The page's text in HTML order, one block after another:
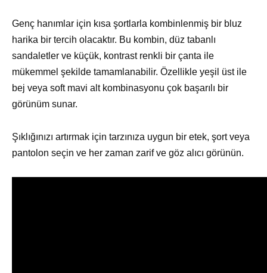
Genç hanımlar için kısa şortlarla kombinlenmiş bir bluz
harika bir tercih olacaktır. Bu kombin, düz tabanlı
sandaletler ve küçük, kontrast renkli bir çanta ile
mükemmel şekilde tamamlanabilir. Özellikle yeşil üst ile
bej veya soft mavi alt kombinasyonu çok başarılı bir
görünüm sunar.
Şıklığınızı artırmak için tarzınıza uygun bir etek, şort veya
pantolon seçin ve her zaman zarif ve göz alıcı görünün.